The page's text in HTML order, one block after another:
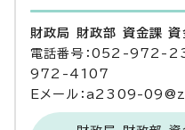
財政局 財政部 資金課 資
電話番号：052-972-
972-4107
Eメール：a2309-